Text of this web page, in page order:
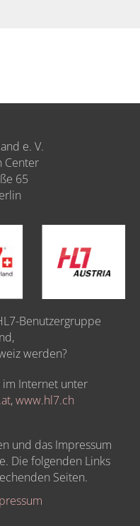
e. V.
Center
65
Benutzergruppe
werden?
Internet unter
,www.hl7.ch
und das Impressum
Die folgenden Links
Seiten.